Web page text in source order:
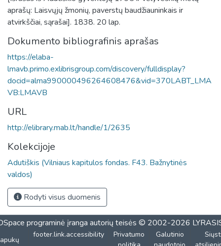
aprašų: Laisvųjų žmonių, paverstų baudžiauninkais ir
atvirkščiai, sąrašai]. 1838. 20 lap.
Dokumento bibliografinis aprašas
https://elaba-
lmavb.primo.exlibrisgroup.com/discovery/fulldisplay?
docid=alma990000496264608476&vid=370LABT_LMA
VB:LMAVB
URL
http://elibrary.mab.lt/handle/1/2635
Kolekcijoje
Adutiškis (Vilniaus kapitulos fondas. F43. Bažnytinės
valdos)
Rodyti visus duomenis
programinė įranga autorių teisės © 2002-2026
footer.link.accessibility
Privatumo
Galutinio